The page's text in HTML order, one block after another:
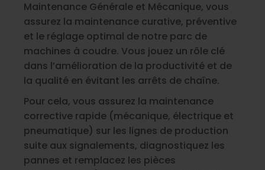
Maintenance Générale et Mécanique, vous
assurez la maintenance curative, préventive
et le réglage optimal de notre parc de
machines à coudre. Vous jouez un rôle clé
dans l’amélioration de la productivité et de
la qualité en évitant les arrêts de chaîne.
Pour cela, vous assurez la maintenance
corrective rapide (mécanique, électrique et
pneumatique) sur les lignes de production
suite aux signalements, diagnostiquez les
pannes et remplacez les pièces